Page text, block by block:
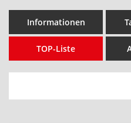
Informationen
TOP-Liste